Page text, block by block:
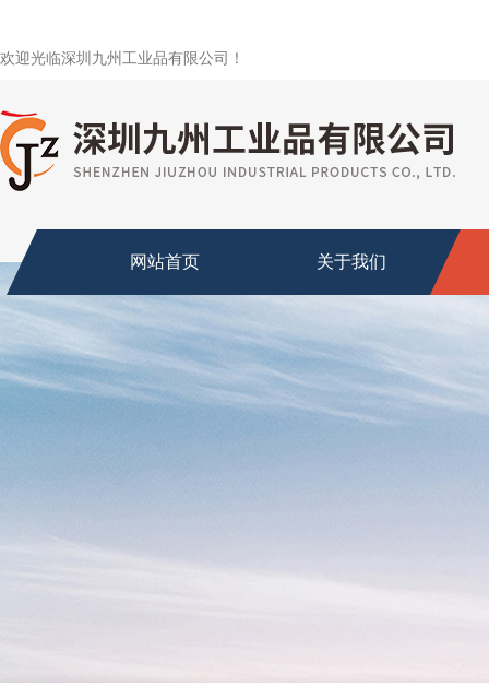
欢迎光临深圳九州工业品有限公司！
网站首页 关于我们